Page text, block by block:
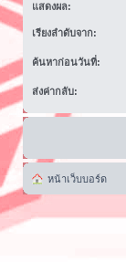
แสดงผล:
เรียงลำดับจาก:
ค้นหาก่อนวันที่:
ส่งค่ากลับ:
หน้าเว็บบอร์ด